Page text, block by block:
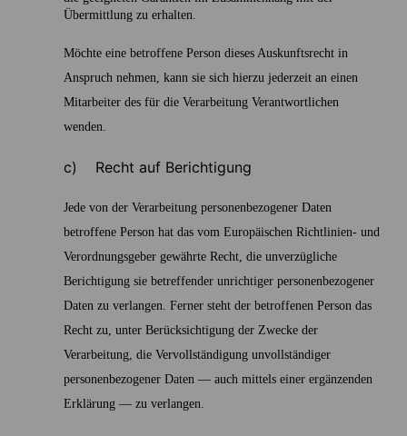
Übermittlung zu erhalten.
Möchte eine betroffene Person dieses Auskunftsrecht in
Anspruch nehmen, kann sie sich hierzu jederzeit an einen
Mitarbeiter des für die Verarbeitung Verantwortlichen
wenden.
c) Recht auf Berichtigung
Jede von der Verarbeitung personenbezogener Daten
betroffene Person hat das vom Europäischen Richtlinien- und
Verordnungsgeber gewährte Recht, die unverzügliche
Berichtigung sie betreffender unrichtiger personenbezogener
Daten zu verlangen. Ferner steht der betroffenen Person das
Recht zu, unter Berücksichtigung der Zwecke der
Verarbeitung, die Vervollständigung unvollständiger
personenbezogener Daten — auch mittels einer ergänzenden
Erklärung — zu verlangen.